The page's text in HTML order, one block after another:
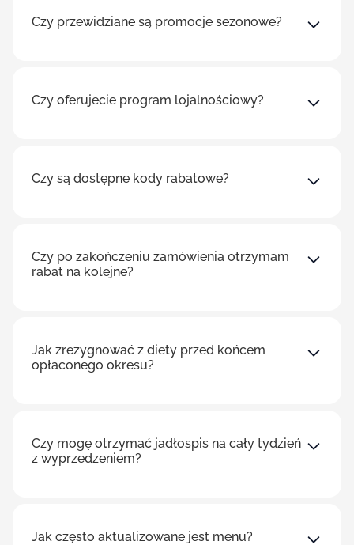
Czy przewidziane są promocje sezonowe?
Czy oferujecie program lojalnościowy?
Czy są dostępne kody rabatowe?
Czy po zakończeniu zamówienia otrzymam
rabat na kolejne?
Jak zrezygnować z diety przed końcem
opłaconego okresu?
Czy mogę otrzymać jadłospis na cały tydzień
z wyprzedzeniem?
Jak często aktualizowane jest menu?